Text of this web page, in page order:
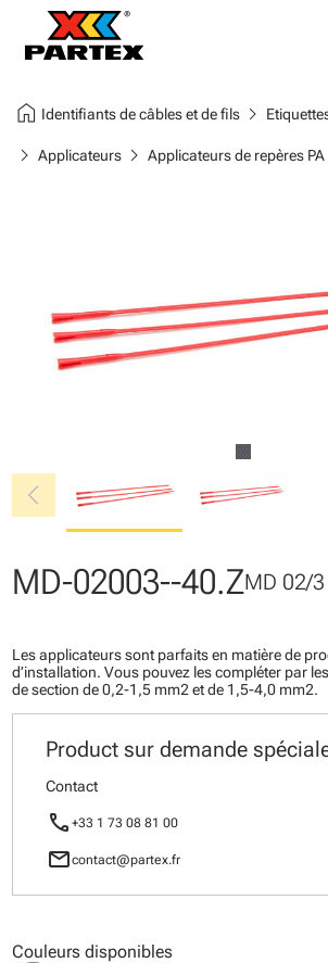
home Identifiants de câbles et de filschevron_right
chevron_right Applicateurschevron_right Applicateurs de repères PA
chevron_left
MD-02003--40.ZMD 02/
Les applicateurs sont parfaits en matière de
d’installation. Vous pouvez les compléter par
de section de 0,2-1,5 mm2 et de 1,5-4,0 mm2.
Product sur demande
Contact
call +33 1 73 08 81 00
mailcontact@partex.fr
Couleurs disponibles